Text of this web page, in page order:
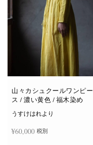
山々カシュクールワンピー
ス / 濃い黄色 / 福木染め
うすけはれより
¥60,000 税別